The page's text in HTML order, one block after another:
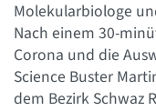
Molekularbiologe
Nach einem 30-
Corona und die
Science Buster
dem Bezirk Schwaz